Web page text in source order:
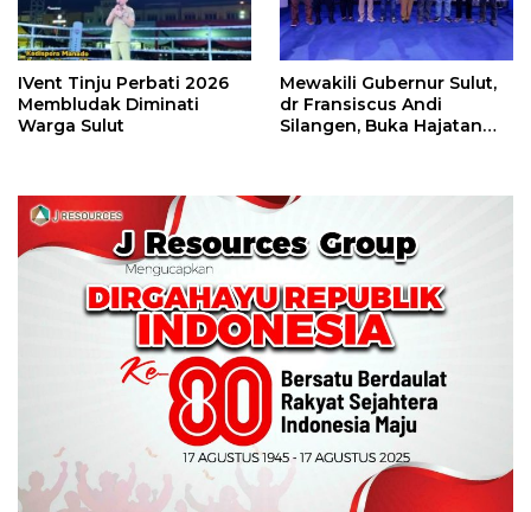
IVent Tinju Perbati 2026
Membludak Diminati
Warga Sulut
Mewakili Gubernur Sulut,
dr Fransiscus Andi
Silangen, Buka Hajatan